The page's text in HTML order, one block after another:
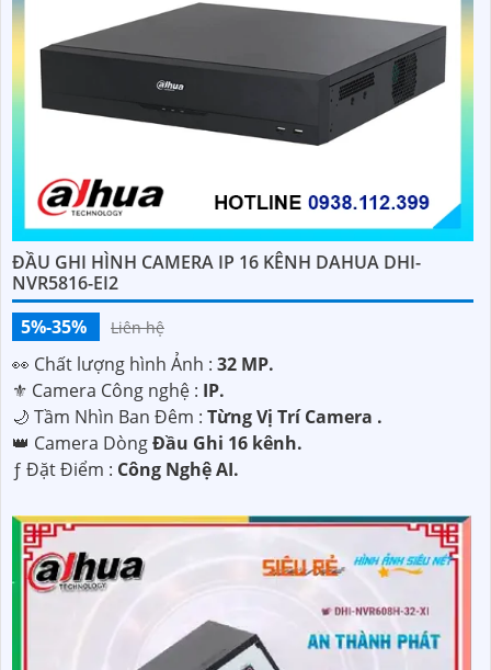
ĐẦU GHI HÌNH CAMERA IP 16 KÊNH DAHUA DHI-
NVR5816-EI2
5%-35%
Liên hệ
️👀 Chất lượng hình Ảnh : 32 MP.
⚜️ Camera Công nghệ : IP.
🌙 Tầm Nhìn Ban Đêm : Từng Vị Trí Camera .
👑 Camera DòngĐầu Ghi 16 kênh.
️ƒ Đặt Điểm : Công Nghệ AI.